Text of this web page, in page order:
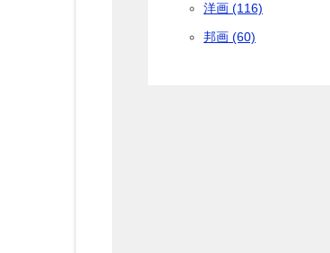
洋画 (116)
邦画 (60)